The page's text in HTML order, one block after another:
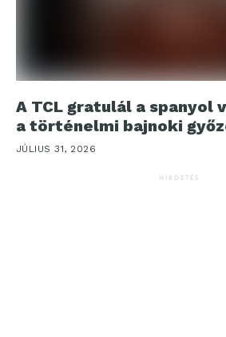
A TCL gratulál a spanyol
a történelmi bajnoki
JÚLIUS 31, 2026
HIRDETÉS